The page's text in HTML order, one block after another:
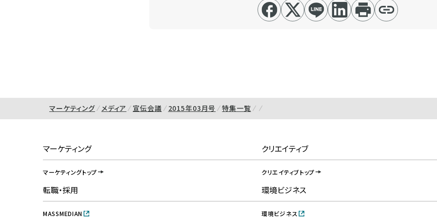
マーケティング メディア 宣伝会議 2015年03月号 特集一覧
マーケティング
マーケティングトップ
クリエイティブ
クリエイティブトップ
転職・採用
MASSMEDIAN
環境ビジネス
環境ビジネス